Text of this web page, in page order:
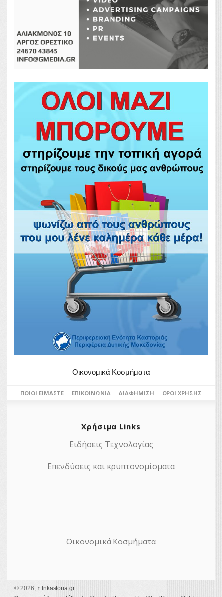
Οικονομικά Κοσμήματα
ΠΟΙΟΙ ΕΊΜΑΣΤΕ ΕΠΙΚΟΙΝΩΝΊΑ ΔΙΑΦΉΜΙΣΗ ΌΡΟΙ ΧΡΉΣΗΣ
Χρήσιμα Links
Ειδήσεις Τεχνολογίας
Επενδύσεις και κρυπτονομίσματα
Οικονομικά Κοσμήματα
© 2026, ↑ Ιnkastoria.gr